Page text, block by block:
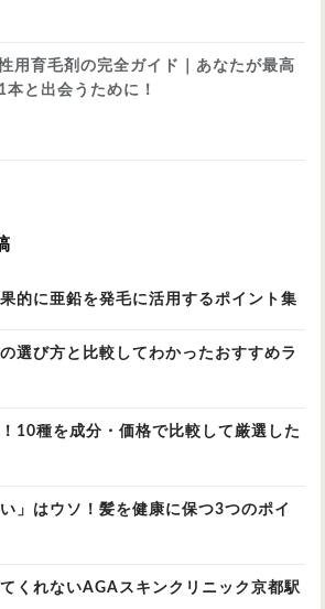
用育毛剤の完全ガイド｜あなたが最高
本と出会うために！
的に亜鉛を発毛に活用するポイント集
選び方と比較してわかったおすすめラ
10種を成分・価格で比較して厳選した
」はウソ！髪を健康に保つ3つのポイ
くれないAGAスキンクリニック京都駅